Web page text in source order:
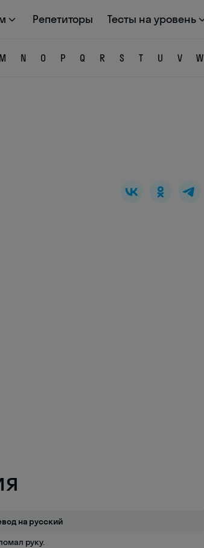
Репетиторы Тесты на уровень
M N O P Q R S T U V W
на русский
руку.